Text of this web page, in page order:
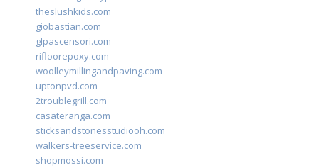
theslushkids.com
giobastian.com
glpascensori.com
rifloorepoxy.com
woolleymillingandpaving.com
uptonpvd.com
2troublegrill.com
casateranga.com
sticksandstonesstudiooh.com
walkers-treeservice.com
shopmossi.com